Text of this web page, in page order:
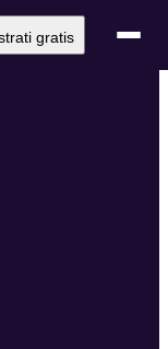
gratis